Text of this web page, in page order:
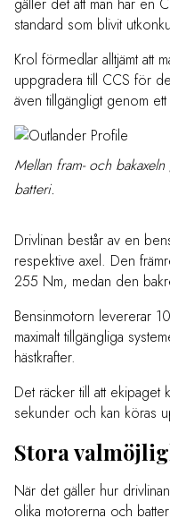
standard som blivit
Krol förmedlar alltjämt att
uppgradera till CCS för
även tillgängligt genom
Mellan fram- och
batteri.
Drivlinan består av en
respektive axel. Den
255 Nm, medan den
Bensinmotorn levererar
maximalt tillgängliga
hästkrafter.
Det räcker till att
sekunder och kan köras
Stora
När det gäller hur
olika motorerna och